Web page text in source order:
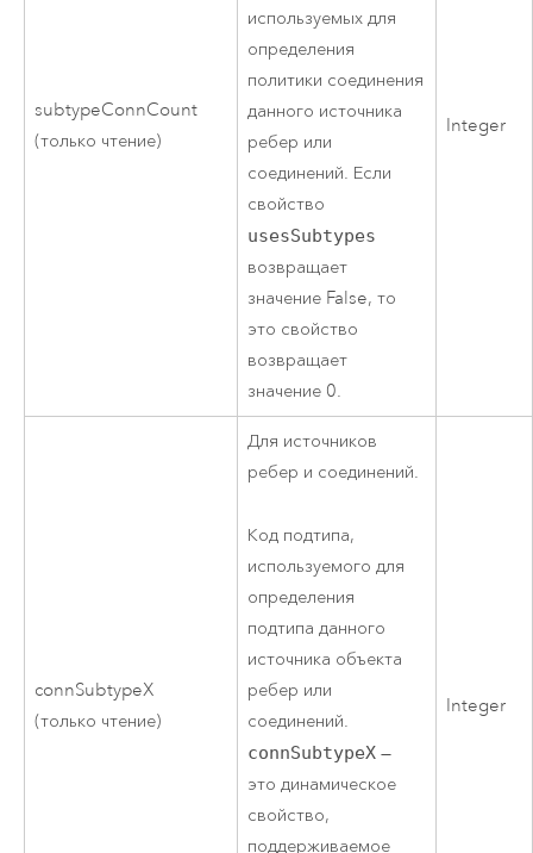
subtypeConnCount
(только чтение)
используемых для
определения
политики соединения
данного источника
ребер или
соединений. Если
свойство
usesSubtypes
возвращает
значение False, то
это свойство
возвращает
значение 0.
Integer
connSubtypeX
(только чтение)
Для источников
ребер и соединений.
Код подтипа,
используемого для
определения
подтипа данного
источника объекта
ребер или
соединений.
connSubtypeX —
это динамическое
свойство,
поддерживаемое
Integer